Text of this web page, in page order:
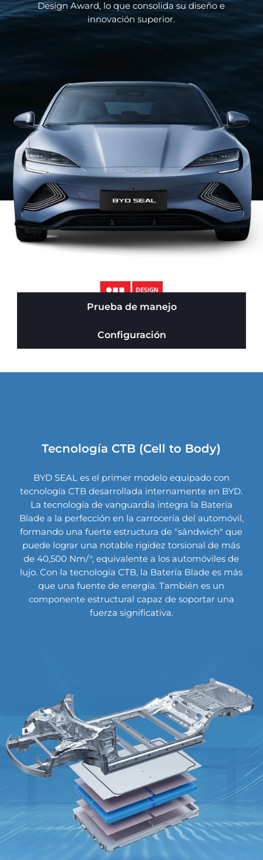
Design Award, lo que consolida su diseño e
innovación superior.
Prueba de manejo
Configuración
Tecnología CTB (Cell to Body)
BYD SEAL es el primer modelo equipado con
tecnología CTB desarrollada internamente en BYD.
La tecnología de vanguardia integra la Batería
Blade a la perfección en la carrocería del automóvil,
formando una fuerte estructura de "sándwich" que
puede lograr una notable rigidez torsional de más
de 40,500 Nm/°, equivalente a los automóviles de
lujo. Con la tecnología CTB, la Batería Blade es más
que una fuente de energía. También es un
componente estructural capaz de soportar una
fuerza significativa.